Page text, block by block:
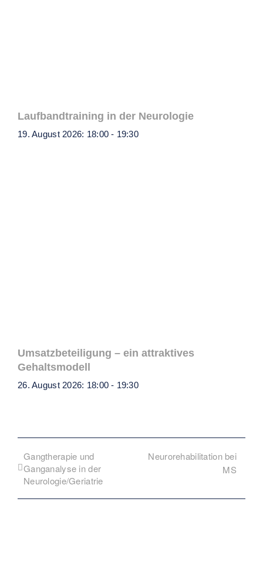
Laufbandtraining in der Neurologie
19. August 2026: 18:00 - 19:30
Umsatzbeteiligung – ein attraktives
Gehaltsmodell
26. August 2026: 18:00 - 19:30
Gangtherapie und
Ganganalyse in der
Neurologie/Geriatrie
Neurorehabilitation bei
MS